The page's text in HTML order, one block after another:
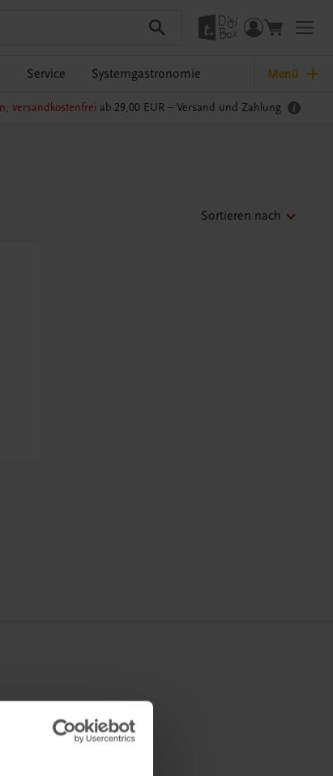
Service Systemgastronomie Menü
versandkostenfrei ab 29,00 EUR – Versand und Zahlung
Sortieren nach